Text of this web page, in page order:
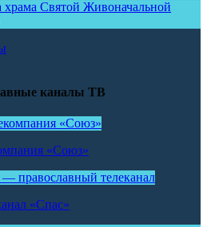
каналы ТВ
«Союз»
«Спас»